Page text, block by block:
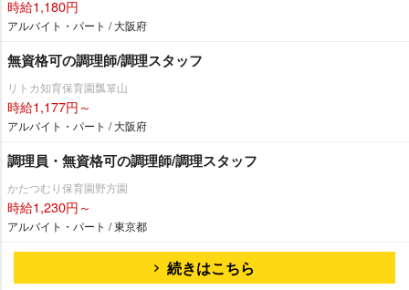
時給1,180円
アルバイト・パート / 大阪府
無資格可の調理師/調理スタッフ
リトカ知育保育園瓢箪山
時給1,177円～
アルバイト・パート / 大阪府
調理員・無資格可の調理師/調理スタッフ
かたつむり保育園野方園
時給1,230円～
アルバイト・パート / 東京都
続きはこちら